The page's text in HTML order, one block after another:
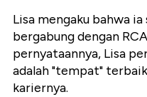
Lisa mengaku bahwa
bergabung dengan
pernyataannya, Lisa
adalah "tempat"
kariernya.